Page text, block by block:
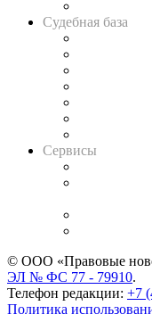
Судебная база
Сервисы
© ООО «Правовые
ЭЛ № ФС 77 - 79910.
Телефон редакции: +7
Политика